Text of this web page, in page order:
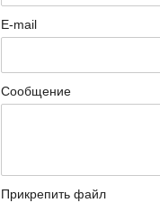
E-mail
Сообщение
Прикрепить файл